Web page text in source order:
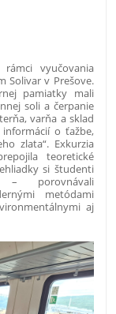
vyučovania
Solivar v Prešove.
pamiatky mali
soli a čerpanie
varňa a sklad
o ťažbe,
zlata“. Exkurzia
teoretické
si študenti
– porovnávali
metódami
aj